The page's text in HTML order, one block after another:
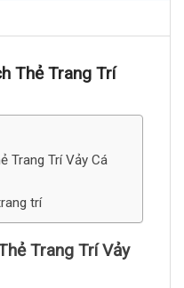
Thẻ Trang Trí
Trang Trí Vảy Cá
trí
Trang Trí Vảy